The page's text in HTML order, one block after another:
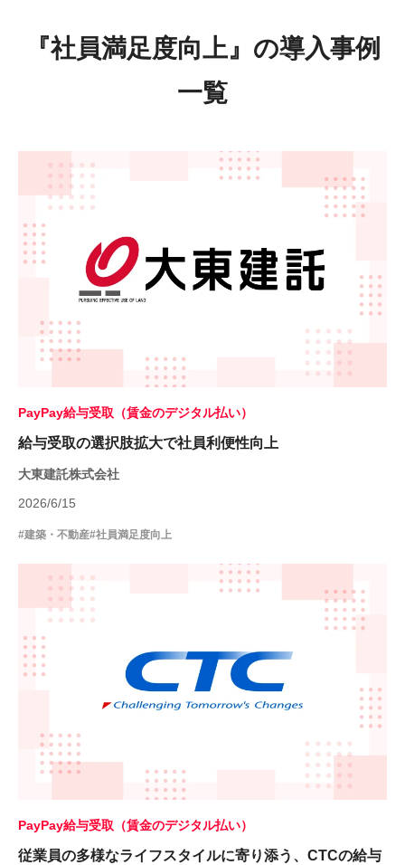
『社員満足度向上』の導入事例
一覧
PayPay給与受取（賃金のデジタル払い）
給与受取の選択肢拡大で社員利便性向上
大東建託株式会社
2026/6/15
#建築・不動産#社員満足度向上
PayPay給与受取（賃金のデジタル払い）
従業員の多様なライフスタイルに寄り添う、CTCの給与